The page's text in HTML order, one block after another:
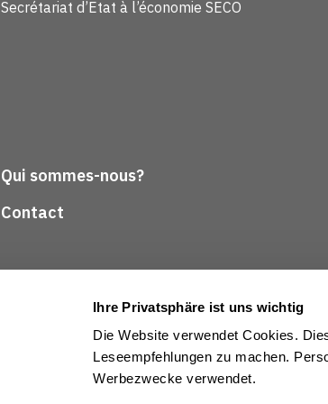
Ihre Privatsphäre ist uns wichtig
Die Website verwendet Cookies.
Leseempfehlungen zu machen.
Werbezwecke verwendet.
Secrétariat d’Etat à l’économie SECO
Qui sommes-nous?
Contact